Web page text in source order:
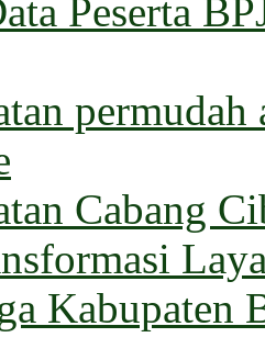
Peserta
Cabang
Kabupaten